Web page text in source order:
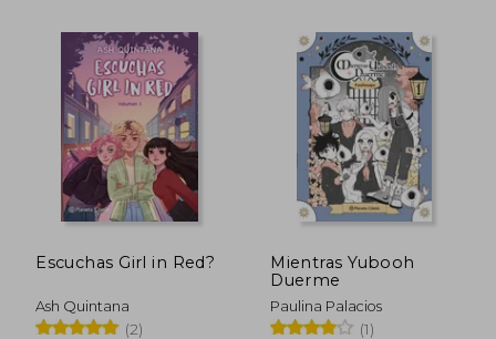
40%
dcto. $ 29.71
40%
dcto.
Escuchas Girl in Red?
Ash Quintana
(2)
Mientras Yubooh
Duerme
Paulina Palacios
(1)